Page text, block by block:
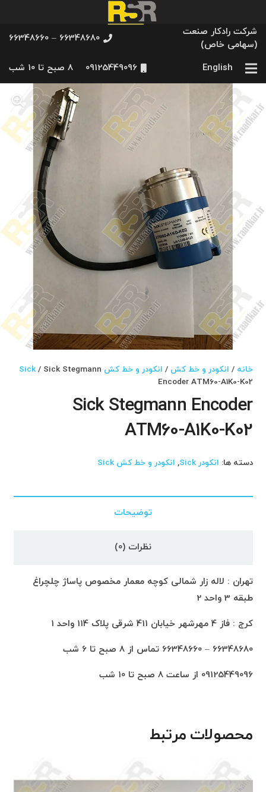
شرکت رادکار صنعت
(سهامی خاص)
66348680 – 66348660
English
09125449096 8 صبح تا 10 شب
خانه / انکودر و خط کش / انکودر و خط کش Sick / Sick Stegmann
Encoder ATM60-A1K0-K02
Sick Stegmann Encoder
ATM60-A1K0-K02
دسته ها: انکودر Sick , انکودر و خط کش Sick
توضیحات
نظرات (0)
تهران : لاله زار شمالی کوچه معمار مخصوص پاساژ چلچراغ
طبقه 3 واحد 2
کرج : فاز 4 مهرشهر خیابان 411 شرقی پلاک 114 واحد 1
66348680 – 66348660 تماس از 8 صبح تا 6 شب
09125449096 از ساعت 8 صبح تا 10 شب
محصولات مرتبط